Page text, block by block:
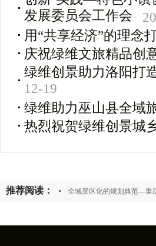
发展委员会工作会
用“共享经济”的理念
庆祝绿维文旅精品创
绿维创景助力洛阳打
12-19
绿维助力巫山县全域
热烈祝贺绿维创景城
推荐阅读： 全域景区化的规划典范—重